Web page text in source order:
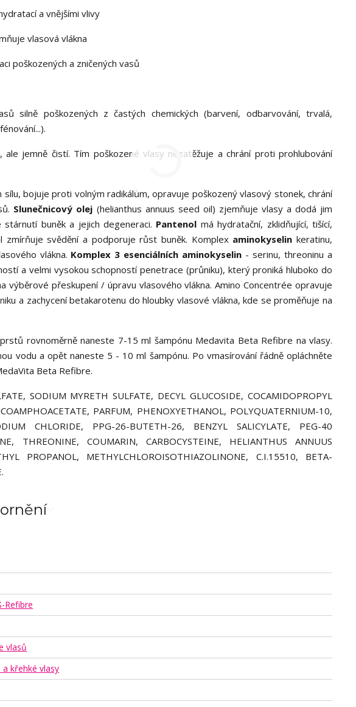
a vnějšími vlivy
vlasová vlákna
poškozených a zničených vasů
silně poškozených z častých chemických (barvení, odbarvování, trvalá,
ale jemně čistí. Tím poškozené vlasy nezatěžuje a chrání proti prohlubování
sílu, bojuje proti volným radikálům, opravuje poškozený vlasový stonek, chrání
Slunečnicový olej (helianthus annuus seed oil) zjemňuje vlasy a dodá jim
buněk a jejich degeneraci. Pantenol má hydratační, zklidňující, tišící,
zmírňuje svědění a podporuje růst buněk. Komplex aminokyselin keratinu,
vlákna. Komplex 3 esenciálních aminokyselin - serinu, threoninu a
a velmi vysokou schopností penetrace (průniku), který proniká hluboko do
výběrové přeskupení / úpravu vlasového vlákna. Amino Concentrée opravuje
a zachycení betakarotenu do hloubky vlasové vlákna, kde se proměňuje na
rovnoměrně naneste 7-15 ml šampónu Medavita Beta Refibre na vlasy.
vodu a opět naneste 5 - 10 ml šampónu. Po vmasírování řádně opláchněte
Beta Refibre.
SODIUM MYRETH SULFATE, DECYL GLUCOSIDE, COCAMIDOPROPYL
PARFUM, PHENOXYETHANOL, POLYQUATERNIUM-10,
CHLORIDE, PPG-26-BUTETH-26, BENZYL SALICYLATE, PEG-40
THREONINE, COUMARIN, CARBOCYSTEINE, HELIANTHUS ANNUUS
PROPANOL, METHYLCHLOROISOTHIAZOLINONE, C.I.15510, BETA-
Refibre
vlasů
a křehké vlasy